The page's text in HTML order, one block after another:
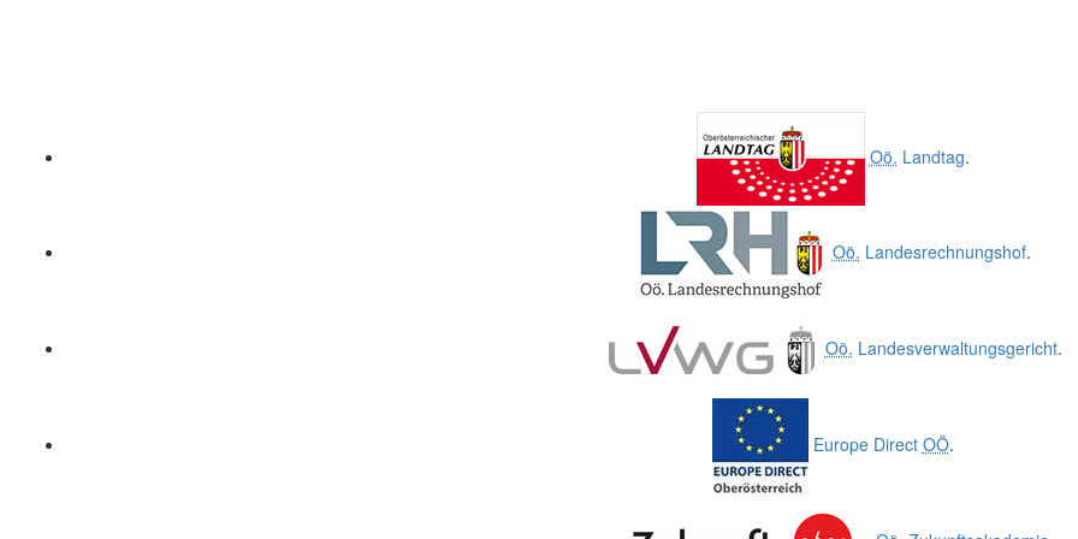
Oö. Landtag.
Oö. Landesrechnungshof.
Oö. Landesverwaltungsgericht.
Europe Direct OÖ.